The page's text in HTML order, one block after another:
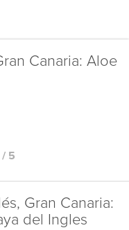
Canaria: Aloe
/ 5
Gran Canaria:
del Ingles